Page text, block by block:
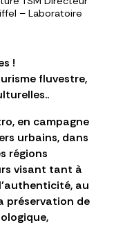
– Laboratoire
!
fluvestre,
en campagne
urbains, dans
régions
visant tant à
au
préservation de